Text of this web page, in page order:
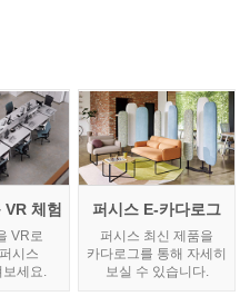
체험
VR로
시스
보세요.
퍼시스 E-카다로그
퍼시스 최신 제품을
카다로그를 통해 자세히
보실 수 있습니다.